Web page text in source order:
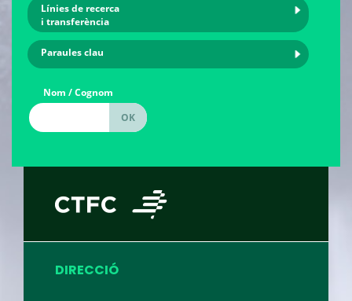
Línies de recerca
i transferència
Paraules clau
Nom / Cognom
DIRECCIÓ